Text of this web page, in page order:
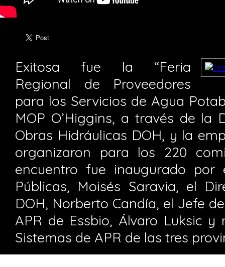
Exitosa fue la “Feria
Regional de Proveedores
para los Servicios de Agua
MOP O’Higgins, a través de la
Obras Hidráulicas DOH, y la
organizaron para los 220
encuentro fue inaugurado por
Públicas, Moisés Saravia, el
DOH, Norberto Candía, el Jefe
APR de Essbio, Álvaro Luksic y
Sistemas de APR de las tres